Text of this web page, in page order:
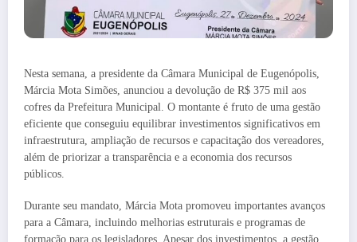
Nesta semana, a presidente da Câmara Municipal de Eugenópolis,
Márcia Mota Simões, anunciou a devolução de R$ 375 mil aos
cofres da Prefeitura Municipal. O montante é fruto de uma gestão
eficiente que conseguiu equilibrar investimentos significativos em
infraestrutura, ampliação de recursos e capacitação dos vereadores,
além de priorizar a transparência e a economia dos recursos
públicos.
Durante seu mandato, Márcia Mota promoveu importantes avanços
para a Câmara, incluindo melhorias estruturais e programas de
formação para os legisladores. Apesar dos investimentos, a gestão